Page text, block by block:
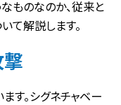
ものなのか、従来と
て解説します。
撃
す。シグネチャベー